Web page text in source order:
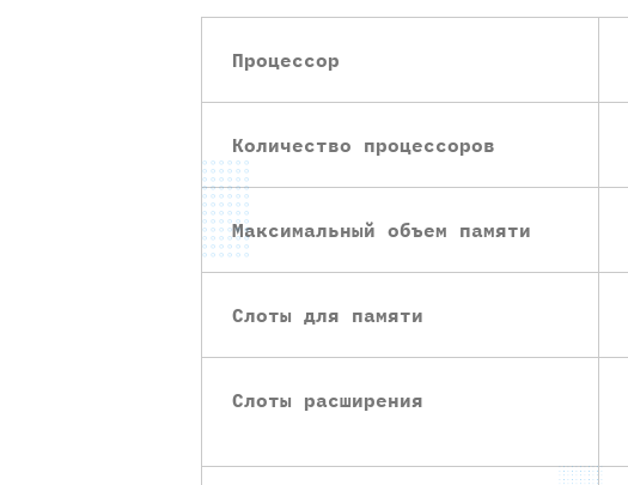
Процессор
Количество процессоров
Максимальный объем памяти
Слоты для памяти
Слоты расширения